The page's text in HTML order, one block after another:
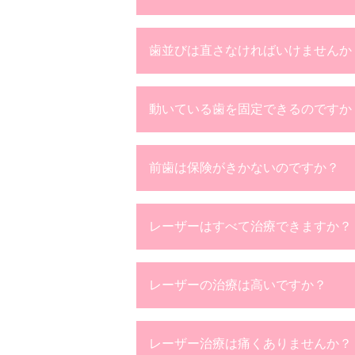
歯並びは直さなければいけませんか
動いている歯を固定できるのですか
前歯は保険がきかないのですか？
レーザーはすべて治療できますか？
レーザーの治療は高いですか？
レーザー治療は痛くありませんか？